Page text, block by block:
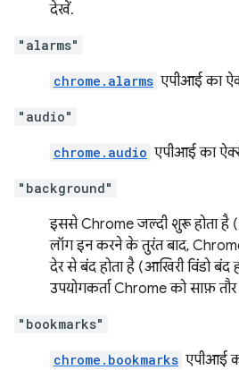
देखें.
"alarms"
chrome.alarms एपीआई का
"audio"
chrome.audio एपीआई का
"background"
इससे Chrome जल्दी शुरू होता है
लॉग इन करने के तुरंत बाद,
देर से बंद होता है (आखिरी विंडो
उपयोगकर्ता Chrome को साफ़
"bookmarks"
chrome.bookmarks एपीआई